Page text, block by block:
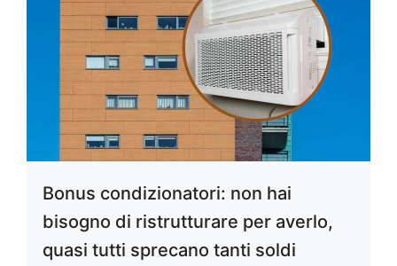
Bonus condizionatori: non hai
bisogno di ristrutturare per averlo,
quasi tutti sprecano tanti soldi